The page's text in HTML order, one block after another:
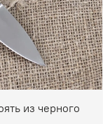
из черного